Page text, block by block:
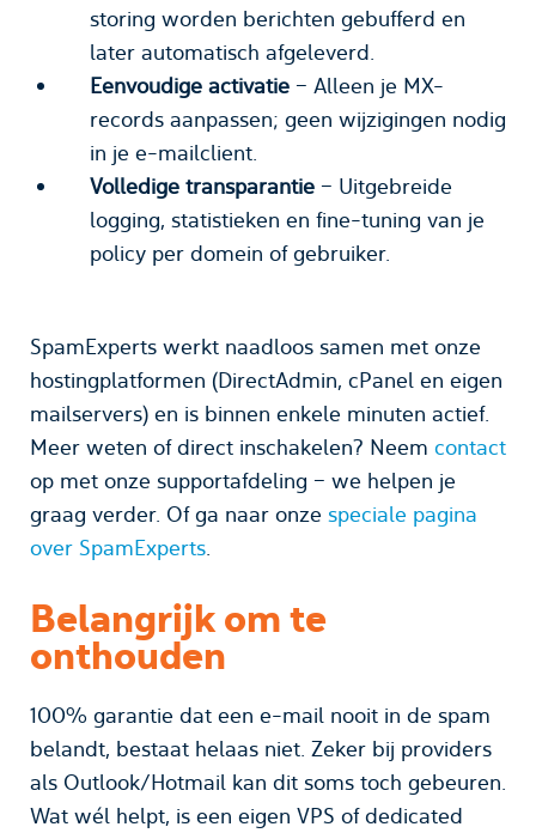
storing worden berichten gebufferd en
later automatisch afgeleverd.
Eenvoudige activatie – Alleen je MX-
records aanpassen; geen wijzigingen nodig
in je e-mailclient.
Volledige transparantie – Uitgebreide
logging, statistieken en fine-tuning van je
policy per domein of gebruiker.
SpamExperts werkt naadloos samen met onze
hostingplatformen (DirectAdmin, cPanel en eigen
mailservers) en is binnen enkele minuten actief.
Meer weten of direct inschakelen? Neem contact
op met onze supportafdeling – we helpen je
graag verder. Of ga naar onze speciale pagina
over SpamExperts
Belangrijk om te
onthouden
100% garantie dat een e-mail nooit in de spam
belandt, bestaat helaas niet. Zeker bij providers
als Outlook/Hotmail kan dit soms toch gebeuren.
Wat wél helpt, is een eigen VPS of dedicated